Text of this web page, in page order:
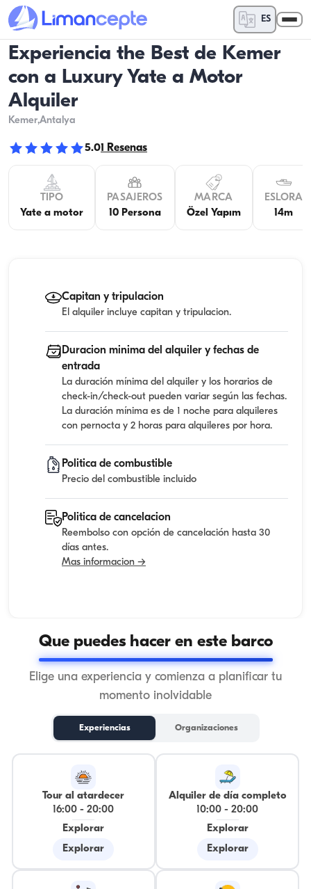
ES
Experiencia the Best de Kemer
con a Luxury Yate a Motor
Alquiler
Kemer,Antalya
5.01 Resenas
TIPO
Yate a motor
PASAJEROS
10 Persona
MARCA
Özel Yapım
ESLORA
14m
Capitan y tripulacion
El alquiler incluye capitan y tripulacion.
Duracion minima del alquiler y fechas de
entrada
La duración mínima del alquiler y los horarios de
check-in/check-out pueden variar según las fechas.
La duración mínima es de 1 noche para alquileres
con pernocta y 2 horas para alquileres por hora.
Politica de combustible
Precio del combustible incluido
Politica de cancelacion
Reembolso con opción de cancelación hasta 30
días antes.
Mas informacion →
Que puedes hacer en este barco
Elige una experiencia y comienza a planificar tu
momento inolvidable
Experiencias Organizaciones
Tour al atardecer
16:00 -20:00
Explorar
Explorar
Alquiler de día completo
10:00 -20:00
Explorar
Explorar